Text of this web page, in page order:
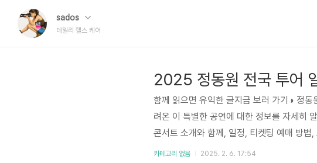
sados
데일리 헬스 케어
2025 정동원 전국 투어
함께 읽으면 유익한 글지금 보러 가기◑ 정
려온 이 특별한 공연에 대한 정보를 자세히
콘서트 소개와 함께, 일정, 티켓팅 예매 방법
요.정동원은 최근 몇 년간 많은 사랑을 받아
카테고리 없음 2025. 2. 6. 17:54